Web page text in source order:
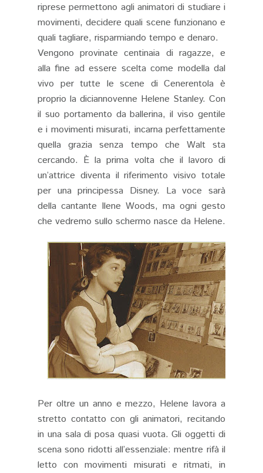
riprese permettono agli animatori di studiare i
movimenti, decidere quali scene funzionano e
quali tagliare, risparmiando tempo e denaro.
Vengono provinate centinaia di ragazze, e
alla fine ad essere scelta come modella dal
vivo per tutte le scene di Cenerentola è
proprio la diciannovenne Helene Stanley. Con
il suo portamento da ballerina, il viso gentile
e i movimenti misurati, incarna perfettamente
quella grazia senza tempo che Walt sta
cercando. È la prima volta che il lavoro di
un’attrice diventa il riferimento visivo totale
per una principessa Disney. La voce sarà
della cantante Ilene Woods, ma ogni gesto
che vedremo sullo schermo nasce da Helene.
Per oltre un anno e mezzo, Helene lavora a
stretto contatto con gli animatori, recitando
in una sala di posa quasi vuota. Gli oggetti di
scena sono ridotti all’essenziale: mentre rifà il
letto con movimenti misurati e ritmati, in